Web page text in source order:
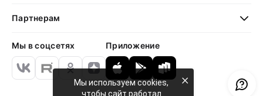
Партнерам
Мы в соцсетях Приложение
Мы используем cookies,
чтобы сайт работал
×